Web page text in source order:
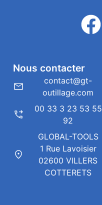
Nous contacter
contact@gt-
outillage.com
00 33 3 23 53 55
92
GLOBAL-TOOLS
1 Rue Lavoisier
02600 VILLERS
COTTERETS